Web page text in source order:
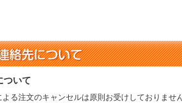
ついて
よる注文のキャンセルは原則お受けしておりませ